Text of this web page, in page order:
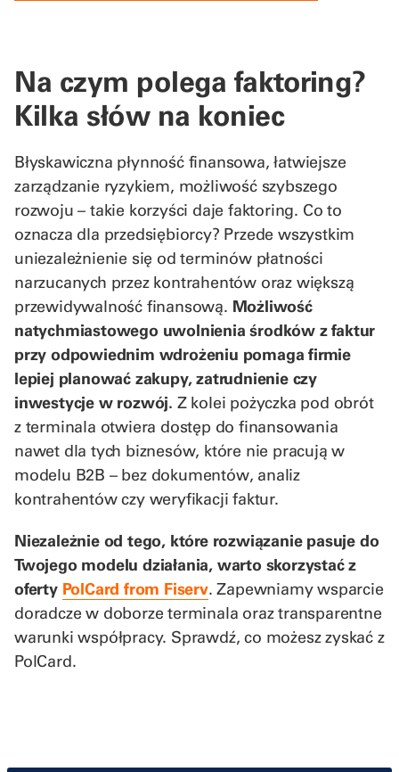
Na czym polega faktoring?
Kilka słów na koniec
Błyskawiczna płynność finansowa, łatwiejsze
zarządzanie ryzykiem, możliwość szybszego
rozwoju – takie korzyści daje faktoring. Co to
oznacza dla przedsiębiorcy? Przede wszystkim
uniezależnienie się od terminów płatności
narzucanych przez kontrahentów oraz większą
przewidywalność finansową. Możliwość
natychmiastowego uwolnienia środków z faktur
przy odpowiednim wdrożeniu pomaga firmie
lepiej planować zakupy, zatrudnienie czy
inwestycje w rozwój. Z kolei pożyczka pod obrót
z terminala otwiera dostęp do finansowania
nawet dla tych biznesów, które nie pracują w
modelu B2B – bez dokumentów, analiz
kontrahentów czy weryfikacji faktur.
Niezależnie od tego, które rozwiązanie pasuje do
Twojego modelu działania, warto skorzystać z
oferty PolCard from Fiserv. Zapewniamy wsparcie
doradcze w doborze terminala oraz transparentne
warunki współpracy. Sprawdź, co możesz zyskać z
PolCard.